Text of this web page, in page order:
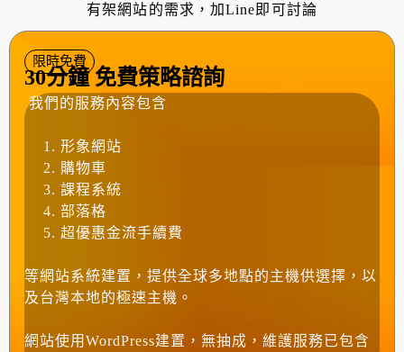
有架網站的需求，加Line即可討論
限時免費
30分鐘 免費策略諮詢
我們的服務內容包含
形象網站
購物車
課程系統
部落格
超優惠金流手續費
等網站系統建置，提供全球多地點的主機供選擇，以
及台灣本地的極速主機。
網站使用WordPress建置，無抽成，維護服務已包含